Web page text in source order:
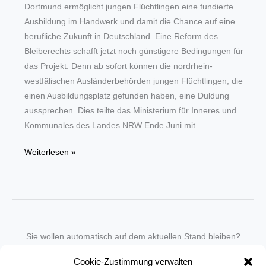
Cookie-Zustimmung verwalten
Dortmund ermöglicht jungen Flüchtlingen eine fundierte
Ausbildung im Handwerk und damit die Chance auf eine
berufliche Zukunft in Deutschland. Eine Reform des
Bleiberechts schafft jetzt noch günstigere Bedingungen für
das Projekt. Denn ab sofort können die nordrhein-
westfälischen Ausländerbehörden jungen Flüchtlingen, die
einen Ausbildungsplatz gefunden haben, eine Duldung
aussprechen. Dies teilte das Ministerium für Inneres und
Kommunales des Landes NRW Ende Juni mit.
Flüchtlinge:
Weiterlesen »
Sie wollen automatisch auf dem aktuellen Stand bleiben?